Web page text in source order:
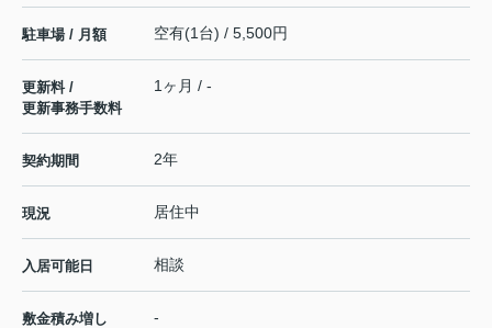
駐車場 / 月額 空有(1台) / 5,500円
更新料 /
更新事務手数料
1ヶ月 / -
契約期間 2年
現況 居住中
入居可能日 相談
敷金積み増し -